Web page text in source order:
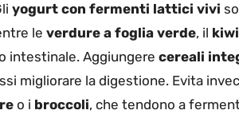
yogurt con fermenti lattici vivi
le verdure a foglia verde, il kiwi
intestinale. Aggiungere cereali
migliorare la digestione. Evita
o i broccoli, che tendono a